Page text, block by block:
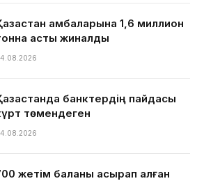
қамбаларына 1,6 миллион
астық жиналды
банктердің пайдасы
төмендеген
жетім баланы асырап алған